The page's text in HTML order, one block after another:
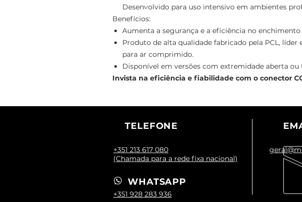
Desenvolvido para uso intensivo em ambientes
Benefícios:
Aumenta a segurança e a eficiência no enchimento
Produto de alta qualidade fabricado pela PCL, líder
para ar comprimido.
Disponível em versões com extremidade aberta ou
Invista na eficiência e fiabilidade com o conector
TELEFONE
+351 213 617 080
(Chamada para a rede fixa nacional)
+351 928 283 936
WHATSAPP